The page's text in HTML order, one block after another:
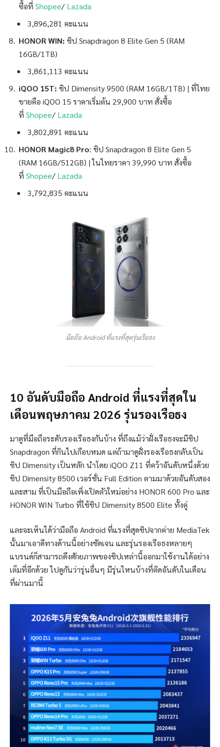
ซื้อที่ Shopee/ Lazada
3,896,281 คะแนน
HONOR WIN: ชิป Snapdragon 8 Elite Gen 5 (RAM
16GB/1TB)
3,861,113 คะแนน
iQOO 15T: ชิป Dimensity 9500 (RAM 16GB/1TB) | ที่ไทย
ขายคือ iQOO 15 ราคาเริ่มต้น 29,900 บาท สั่งซื้อ
ที่ Shopee/ Lazada
3,802,891 คะแนน
HONOR Magic8 Pro: ชิป Snapdragon 8 Elite Gen 5
(RAM 16GB/512GB) | ในไทยราคา 39,990 บาท สั่งซื้อ
ที่ Shopee/ Lazada
3,792,835 คะแนน
มือถือ Android ที่แรงที่สุดรุ่นเรือธง
10 อันดับมือถือ Android ที่แรงที่สุดใน
เดือนพฤษภาคม 2026 รุ่นรองเรือธง
มาดูที่มือถือระดับรองเรือธงกันบ้าง ที่ถึงแม้ว่าฝั่งเรือธงจะมีชิป
Snapdragon ที่กินไปเกือบหมด แต่ถ้ามาดูฝั่งรองเรือธงกลับเป็น
ชิป Dimensity เป็นหลัก นำโดย iQOO Z11 ที่คว้าอันดับหนึ่งด้วย
ชิป Dimensity 8500 เวอร์ชั่น Full Edition ตามมาด้วยอันดับสอง
และสาม ที่เป็นมือถือเพิ่งเปิดตัวใหม่อย่าง HONOR 600 Pro และ
HONOR WIN Turbo ที่ใช้ชิป Dimensity 8500 Elite ทั้งคู่
และจะเห็นได้ว่ามือถือ Android ที่แรงที่สุดชิปจากค่าย MediaTek
นั้นมาเอาดีทางด้านนี้อย่างชัดเจน และรุ่นรองเรือธงหลายๆ
แบรนด์ก็สามารถดึงศักยภาพของชิปเหล่านี้ออกมาใช้งานได้อย่าง
เต็มที่อีกด้วย ไปดูกันว่ารุ่นอื่นๆ มีรุ่นไหนบ้างที่ติดอันดับในเดือน
ที่ผ่านมานี้